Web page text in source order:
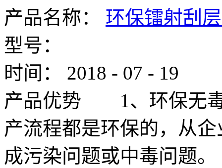
产品名称：
环保镭射刮
型号：
时间：
2018 - 07 - 19
产品优势 1、环保无毒
产流程都是环保的，从
成污染问题或中毒问题